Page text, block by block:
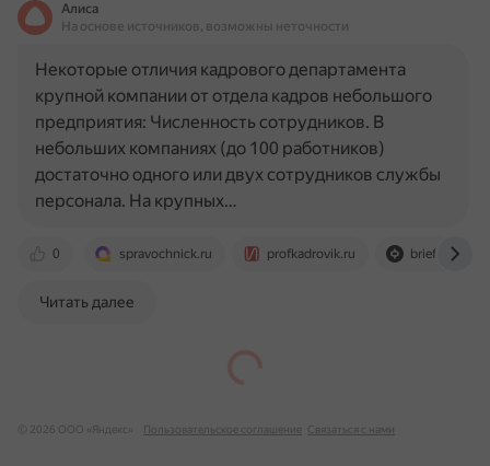
Алиса
На основе источников, возможны неточности
0 spravochnick.ru profkadrovik.ru brief-
Некоторые отличия кадрового департамента
крупной компании от отдела кадров небольшого
предприятия: Численность сотрудников. В
небольших компаниях (до 100 работников)
достаточно одного или двух сотрудников службы
персонала. На крупных…
Читать далее
© 2026 ООО «Яндекс» Пользовательское соглашение Связаться с нами